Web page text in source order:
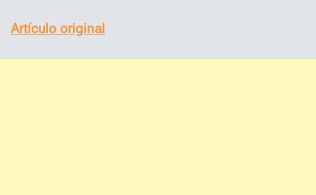
Artículo original